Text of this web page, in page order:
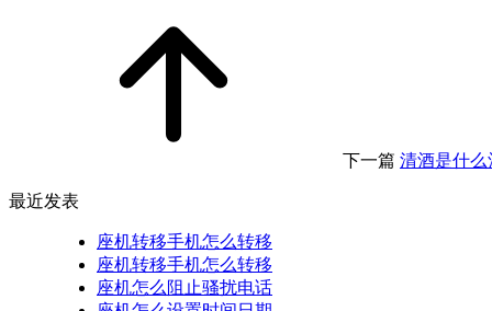
下一篇 清酒是什么
最近发表
座机转移手机怎么转移
座机转移手机怎么转移
座机怎么阻止骚扰电话